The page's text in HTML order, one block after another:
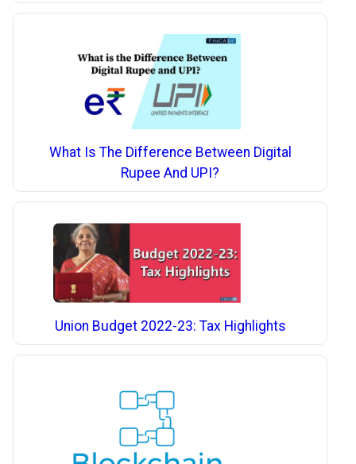
What Is The Difference Between Digital
Rupee And UPI?
Union Budget 2022-23: Tax Highlights